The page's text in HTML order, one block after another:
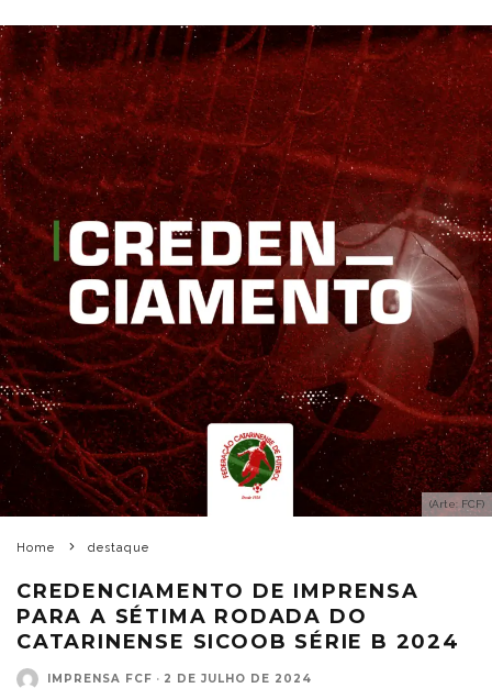
(Arte: FCF)
Home destaque
CREDENCIAMENTO DE IMPRENSA
PARA A SÉTIMA RODADA DO
CATARINENSE SICOOB SÉRIE B 2024
IMPRENSA FCF · 2 DE JULHO DE 2024